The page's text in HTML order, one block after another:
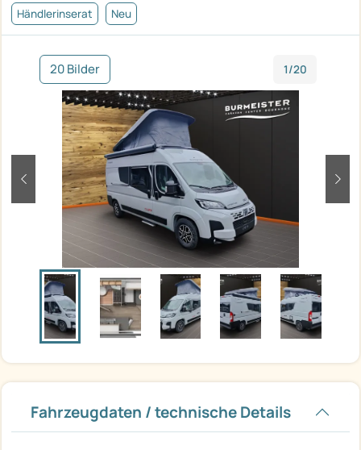
Händlerinserat Neu
20 Bilder 1/20
zurück
Fahrzeugdaten / technische Details